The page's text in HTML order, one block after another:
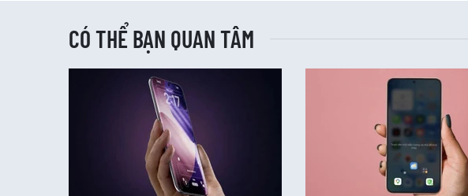
CÓ THỂ BẠN QUAN TÂM